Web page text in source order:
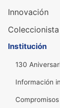
Innovación
Coleccionista
Institución
130
Información
Compromisos